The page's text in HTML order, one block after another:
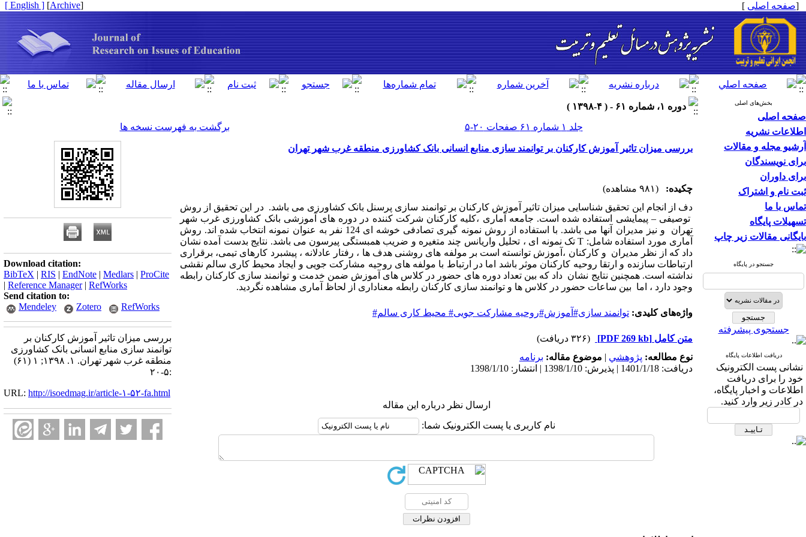
[صفحه اصلی ]
[
Archive
]
[ English ]
بخش‌های اصلی
صفحه اصلی
اطلاعات نشریه
آرشیو مجله و مقالات
برای نویسندگان
برای داوران
ثبت نام و اشتراک
تماس با ما
تسهیلات پایگاه
بایگانی مقالات زیر چاپ
جستجو در پایگاه
جستجوی پیشرفته
دریافت اطلاعات پایگاه
نشانی پست الکترونیک
خود را برای دریافت
اطلاعات و اخبار پایگاه،
در کادر زیر وارد کنید.
دوره ۱، شماره ۶۱ - ( ۴-۱۳۹۸ )
جلد ۱ شماره ۶۱ صفحات ۲۰-۵
برگشت به فهرست نسخه ها
بررسی میزان تاثیر آموزش کارکنان بر توانمند سازی منابع انسانی بانک کشاورزی منطقه غرب شهر تهران
چکیده:
(۹۸۱ مشاهده)
دف از انجام این تحقیق شناسایی میزان تاثیر آموزش کارکنان بر توانمند سازی پرسنل بانک کشاورزی می باشد. در این تحقیق از روش
توصیفی – پیمایشی استفاده شده است. جامعه آماری ،کلیه کارکنان شرکت کننده در دوره های آموزشی بانک کشاورزی غرب شهر
تهران و نیز مدیران آنها می باشد. با استفاده از روش نمونه گیری تصادفی خوشه ای 124 نفر به عنوان نمونه انتخاب شده اند. روش
آماری مورد استفاده شامل: T تک نمونه ای ، تحلیل واریانس چند متغیره و ضریب همبستگی پیرسون می باشد. نتایج بدست آمده نشان
داد که از نظر مدیران و کارکنان ،آموزش توانسته است بر مولفه های روشنی هدف ها ، رفتار عادلانه ، پیشبرد کارهای تیمی، برقراری
ارتباطات سازنده و ارتقا روحیه کارکنان موثر باشد اما در ارتباط با مولفه های روحیه مشارکت جویی و ایجاد محیط کاری سالم نقشی
نداشته است. همچنین نتایج نشان داد که بین تعداد دوره های حضور در کلاس های آموزش ضمن خدمت و توانمند سازی کارکنان رابطه
وجود دارد ، اما بین ساعات حضور در کلاس ها و توانمند سازی کارکنان رابطه معناداری از لحاظ آماری مشاهده نگردید.
واژه‌های کلیدی: توانمند سازی#آموزش#روحیه مشارکت جویی# محیط کاری سالم#
متن کامل [PDF 269 kb]
(۳۲۶ دریافت)
نوع مطالعه: پژوهشي | موضوع مقاله: برنامه
دریافت: 1401/1/18 | پذیرش: 1398/1/10 | انتشار: 1398/1/10
ارسال نظر درباره این مقاله
نام کاربری یا پست الکترونیک شما:
Download citation:
BibTeX | RIS | EndNote | Medlars | ProCite
| Reference Manager| RefWorks
Send citation to:
Mendeley
Zotero RefWorks
بررسی میزان تاثیر آموزش کارکنان بر
توانمند سازی منابع انسانی بانک کشاورزی
منطقه غرب شهر تهران. ۱. ۱۳۹۸; ۱ (۶۱)
:۵-۲۰
URL: http://isoedmag.ir/article-۱-۵۲-fa.html